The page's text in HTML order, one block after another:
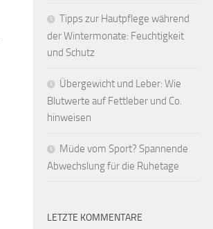
Tipps zur Hautpflege während
der Wintermonate: Feuchtigkeit
und Schutz
Übergewicht und Leber: Wie
Blutwerte auf Fettleber und Co.
hinweisen
Müde vom Sport? Spannende
Abwechslung für die Ruhetage
LETZTE KOMMENTARE